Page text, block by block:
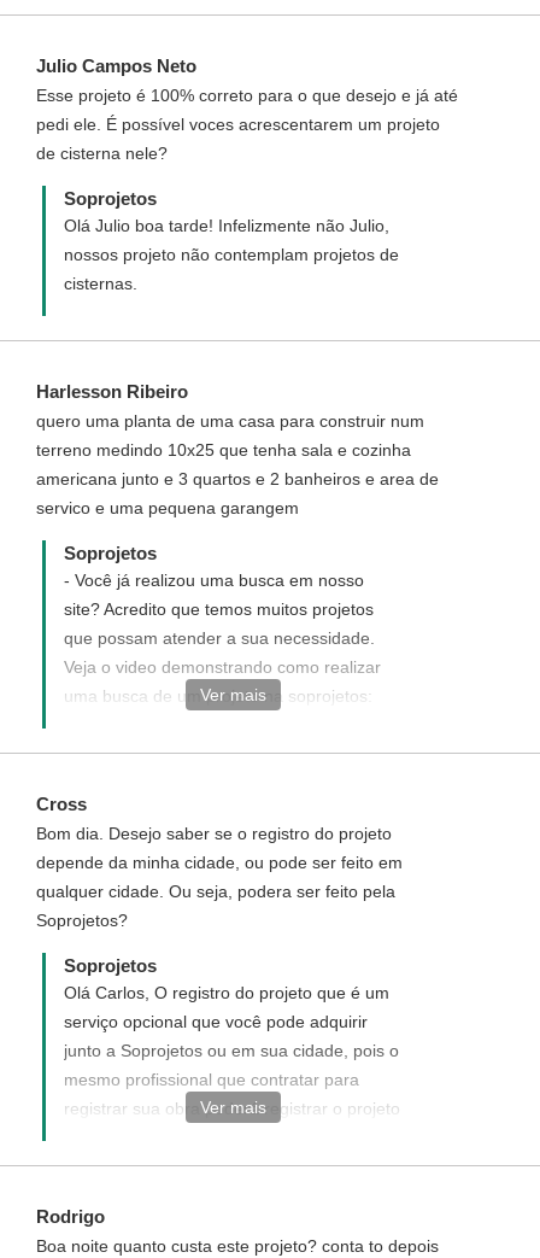
comprar#formas ¨
Julio Campos Neto
Esse projeto é 100% correto para o que desejo e já até
pedi ele. É possível voces acrescentarem um projeto
de cisterna nele?
Soprojetos
Olá Julio boa tarde! Infelizmente não Julio,
nossos projeto não contemplam projetos de
cisternas.
Harlesson Ribeiro
quero uma planta de uma casa para construir num
terreno medindo 10x25 que tenha sala e cozinha
americana junto e 3 quartos e 2 banheiros e area de
servico e uma pequena garangem
Soprojetos
- Você já realizou uma busca em nosso
site? Acredito que temos muitos projetos
que possam atender a sua necessidade.
Veja o video demonstrando como realizar
uma busca de um projeto na soprojetos:
tenha encontrado um projeto responda
preço de um projeto Personalizado ou
solicite uma modificação em alguns dos
projetos prontos do site.
Ver mais
Cross
Bom dia. Desejo saber se o registro do projeto
depende da minha cidade, ou pode ser feito em
qualquer cidade. Ou seja, podera ser feito pela
Soprojetos?
Soprojetos
Olá Carlos, O registro do projeto que é um
serviço opcional que você pode adquirir
junto a Soprojetos ou em sua cidade, pois o
mesmo profissional que contratar para
registrar sua obra poderá registrar o projeto
Ver mais
Rodrigo
Boa noite quanto custa este projeto? conta to depois